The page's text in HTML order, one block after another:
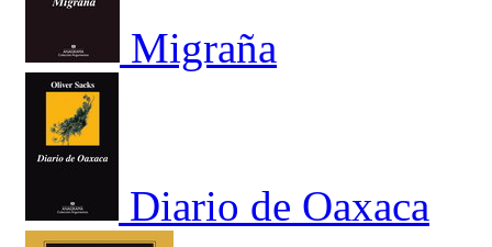
Migraña
Diario de Oaxaca